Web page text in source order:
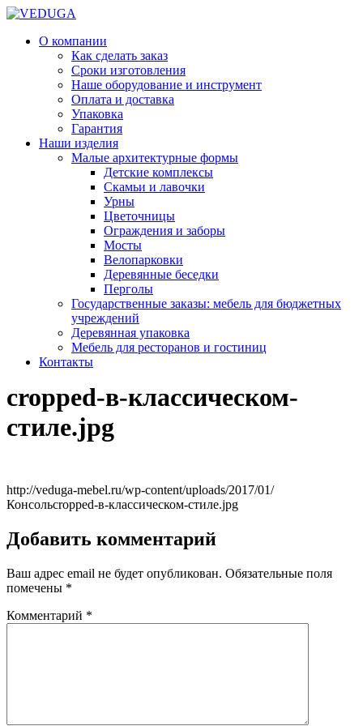
О компании
Как сделать заказ
Сроки изготовления
Наше оборудование и инструмент
Оплата и доставка
Упаковка
Гарантия
Наши изделия
Малые архитектурные формы
Детские комплексы
Скамьи и лавочки
Урны
Цветочницы
Ограждения и заборы
Мосты
Велопарковки
Деревянные беседки
Перголы
Государственные заказы: мебель для бюджетных
учреждений
Деревянная упаковка
Мебель для ресторанов и гостиниц
Контакты
cropped-в-классическом-
стиле.jpg
http://veduga-mebel.ru/wp-content/uploads/2017/01/
Консольcropped-в-классическом-стиле.jpg
Добавить комментарий
Ваш адрес email не будет опубликован. Обязательные поля
помечены *
Комментарий *